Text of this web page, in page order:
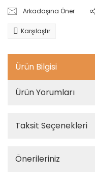
Arkadaşına Öner
Karşılaştır
Ürün Bilgisi
Ürün Yorumları
Taksit Seçenekleri
Önerileriniz